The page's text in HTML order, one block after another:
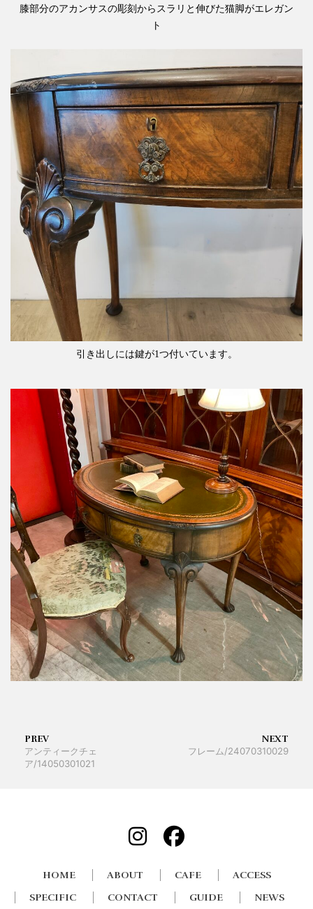
膝部分のアカンサスの彫刻からスラリと伸びた猫脚がエレガン
ト
引き出しには鍵が1つ付いています。
PREV
アンティークチェ
ア/14050301021
NEXT
フレーム/24070310029
HOME ABOUT CAFE
ACCESS
SPECIFIC
CONTACT GUIDE NEWS